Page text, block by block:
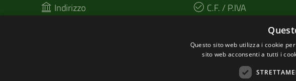
Indirizzo
C.F. / P.IVA
Questo sito web utilizza i cookie
sito web acconsenti a tutti i